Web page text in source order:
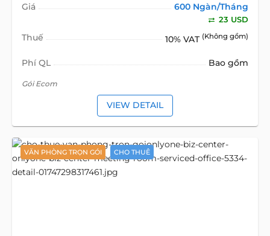
Giá
600 Ngàn/Tháng
23 USD
Thuế 10% VAT (Không gồm)
Phí QL Bao gồm
Gói Ecom
VIEW DETAIL
VĂN PHÒNG TRỌN GÓI CHO THUÊ